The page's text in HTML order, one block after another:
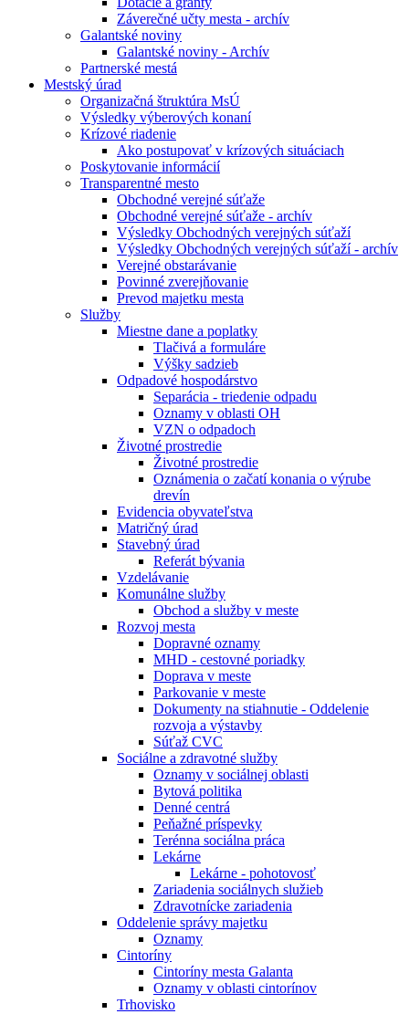
Záverečné učty mesta - archív
Galantské noviny
Galantské noviny - Archív
Partnerské mestá
Mestský úrad
Organizačná štruktúra MsÚ
Výsledky výberových konaní
Krízové riadenie
Ako postupovať v krízových situáciach
Poskytovanie informácií
Transparentné mesto
Obchodné verejné súťaže
Obchodné verejné súťaže - archív
Výsledky Obchodných verejných súťaží
Výsledky Obchodných verejných súťaží - archív
Verejné obstarávanie
Povinné zverejňovanie
Prevod majetku mesta
Služby
Miestne dane a poplatky
Tlačivá a formuláre
Výšky sadzieb
Odpadové hospodárstvo
Separácia - triedenie odpadu
Oznamy v oblasti OH
VZN o odpadoch
Životné prostredie
Životné prostredie
Oznámenia o začatí konania o výrube
drevín
Evidencia obyvateľstva
Matričný úrad
Stavebný úrad
Referát bývania
Vzdelávanie
Komunálne služby
Obchod a služby v meste
Rozvoj mesta
Dopravné oznamy
MHD - cestovné poriadky
Doprava v meste
Parkovanie v meste
Dokumenty na stiahnutie - Oddelenie
rozvoja a výstavby
Súťaž CVC
Sociálne a zdravotné služby
Oznamy v sociálnej oblasti
Bytová politika
Denné centrá
Peňažné príspevky
Terénna sociálna práca
Lekárne
Lekárne - pohotovosť
Zariadenia sociálnych služieb
Zdravotnícke zariadenia
Oddelenie správy majetku
Oznamy
Cintoríny
Cintoríny mesta Galanta
Oznamy v oblasti cintorínov
Trhovisko